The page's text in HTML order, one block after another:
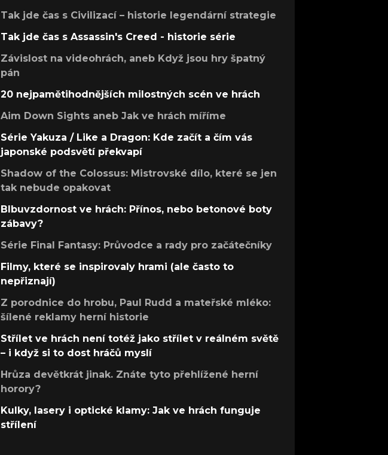
Tak jde čas s Civilizací – historie legendární strategie
Tak jde čas s Assassin's Creed - historie série
Závislost na videohrách, aneb Když jsou hry špatný
pán
20 nejpamětihodnějších milostných scén ve hrách
Aim Down Sights aneb Jak ve hrách míříme
Série Yakuza / Like a Dragon: Kde začít a čím vás
japonské podsvětí překvapí
Shadow of the Colossus: Mistrovské dílo, které se jen
tak nebude opakovat
Blbuvzdornost ve hrách: Přínos, nebo betonové boty
zábavy?
Série Final Fantasy: Průvodce a rady pro začátečníky
Filmy, které se inspirovaly hrami (ale často to
nepřiznají)
Z porodnice do hrobu, Paul Rudd a mateřské mléko:
šílené reklamy herní historie
Střílet ve hrách není totéž jako střílet v reálném světě
– i když si to dost hráčů myslí
Hrůza devětkrát jinak. Znáte tyto přehlížené herní
horory?
Kulky, lasery i optické klamy: Jak ve hrách funguje
střílení